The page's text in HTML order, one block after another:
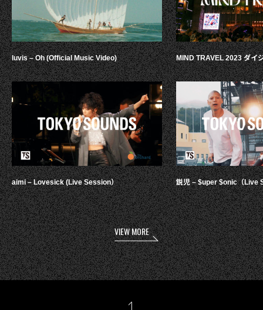
luvis – Oh (Official Music Video)
aimi – Lovesick (Live Session）
MIND TRAVEL 2023 ダイ
鋭児 – $uper $onic（Live
VIEW MORE